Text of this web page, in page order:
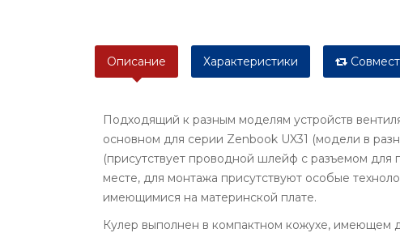
Описание Характеристики
Подходящий к разным моделям устройств
основном для серии Zenbook UX31 (модели в
(присутствует проводной шлейф с разъемом для
месте, для монтажа присутствуют особые
имеющимися на материнской плате.
Кулер выполнен в компактном кожухе, имеющем